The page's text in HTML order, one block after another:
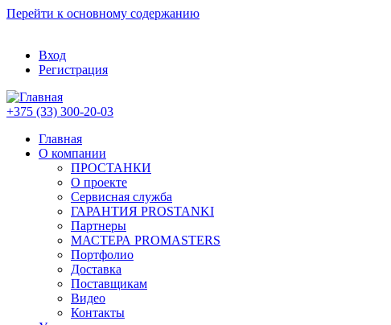
Перейти к основному содержанию
Вход
Регистрация
+375 (33) 300-20-03
Главная
О компании
ПРОСТАНКИ
О проекте
Сервисная служба
ГАРАНТИЯ PROSTANKI
Партнеры
МАСТЕРА PROMASTERS
Портфолио
Доставка
Поставщикам
Видео
Контакты